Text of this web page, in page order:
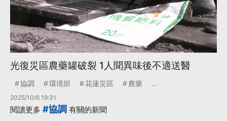
光復災區農藥罐破裂 1人聞異味後不適送醫
協調 環境部 花蓮災區 農藥 ...
2025/10/6 19:31
閱讀更多 #協調 有關的新聞